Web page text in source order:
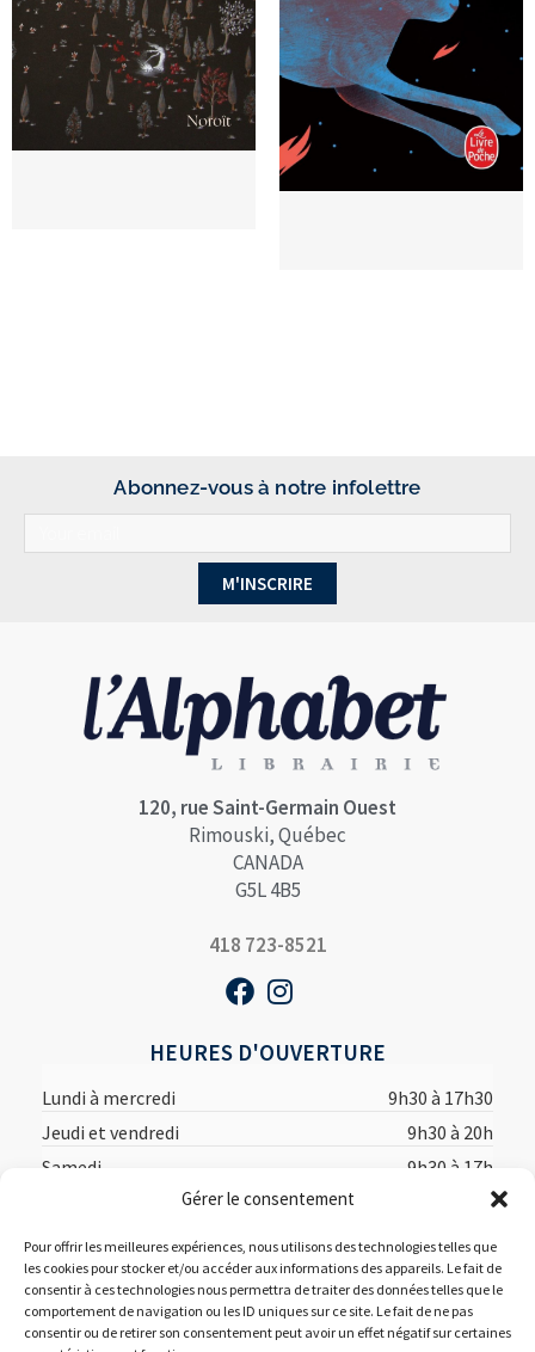
Gérer le consentement
Pour offrir les meilleures expériences, nous utilisons des technologies telles que
les cookies pour stocker et/ou accéder aux informations des appareils. Le fait de
consentir à ces technologies nous permettra de traiter des données telles que le
comportement de navigation ou les ID uniques sur ce site. Le fait de ne pas
consentir ou de retirer son consentement peut avoir un effet négatif sur certaines
Abonnez-vous à notre infolettre
M'INSCRIRE
120, rue Saint-Germain Ouest
Rimouski, Québec
CANADA
G5L 4B5
418 723-8521
HEURES D'OUVERTURE
Lundi à mercredi
9h30 à 17h30
Jeudi et vendredi
9h30 à 20h
Samedi
9h30 à 17h
12h à 17h